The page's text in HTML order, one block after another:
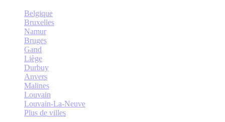
Belgique
Bruxelles
Namur
Bruges
Gand
Liège
Durbuy
Anvers
Malines
Louvain
Louvain-La-Neuve
Plus de villes